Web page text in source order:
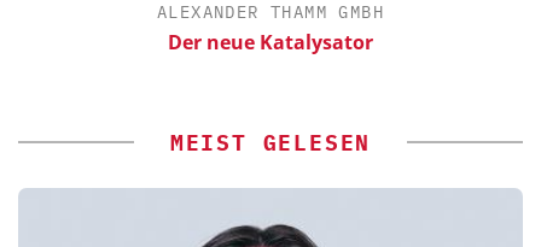
ALEXANDER THAMM GMBH
Der neue Katalysator
MEIST GELESEN